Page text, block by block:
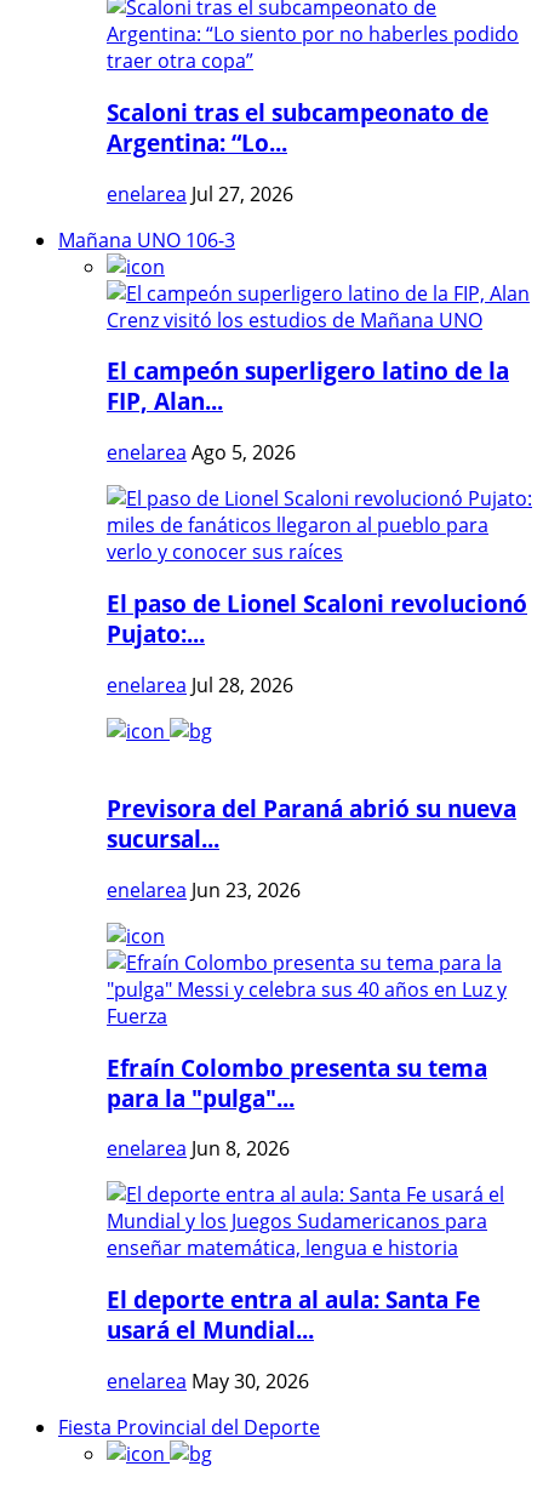
Scaloni tras el subcampeonato de
Argentina: “Lo...
enelarea Jul 27, 2026
Mañana UNO 106-3
El campeón superligero latino de la
FIP, Alan...
enelarea Ago 5, 2026
El paso de Lionel Scaloni revolucionó
Pujato:...
enelarea Jul 28, 2026
Previsora del Paraná abrió su nueva
sucursal...
enelarea Jun 23, 2026
Efraín Colombo presenta su tema
para la "pulga"...
enelarea Jun 8, 2026
El deporte entra al aula: Santa Fe
usará el Mundial...
enelarea May 30, 2026
Fiesta Provincial del Deporte